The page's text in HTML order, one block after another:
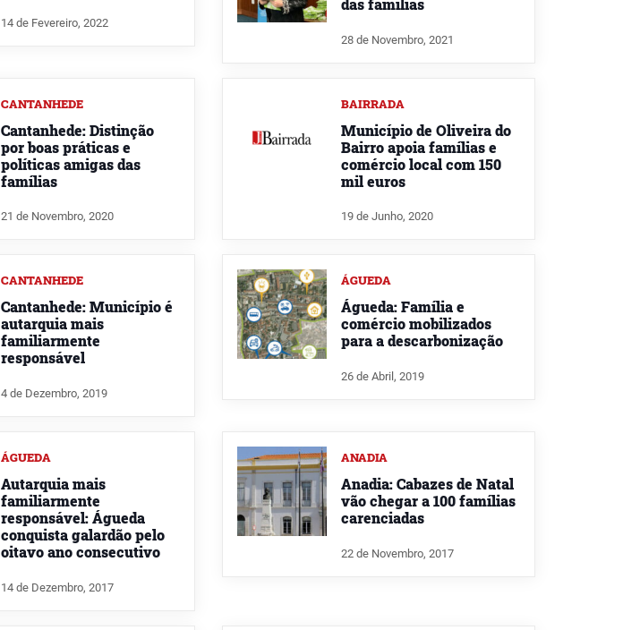
14 de Fevereiro, 2022
das famílias
28 de Novembro, 2021
CANTANHEDE
Cantanhede: Distinção
por boas práticas e
políticas amigas das
famílias
21 de Novembro, 2020
BAIRRADA
Município de Oliveira do
Bairro apoia famílias e
comércio local com 150
mil euros
19 de Junho, 2020
CANTANHEDE
Cantanhede: Município é
autarquia mais
familiarmente
responsável
4 de Dezembro, 2019
ÁGUEDA
Águeda: Família e
comércio mobilizados
para a descarbonização
26 de Abril, 2019
ÁGUEDA
Autarquia mais
familiarmente
responsável: Águeda
conquista galardão pelo
oitavo ano consecutivo
14 de Dezembro, 2017
ANADIA
Anadia: Cabazes de Natal
vão chegar a 100 famílias
carenciadas
22 de Novembro, 2017